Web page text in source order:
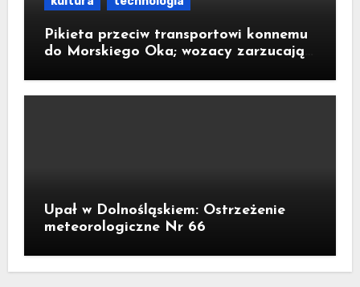
Pikieta przeciw transportowi konnemu
do Morskiego Oka; wozacy zarzucają
Upał w Dolnośląskiem: Ostrzeżenie
meteorologiczne Nr 66